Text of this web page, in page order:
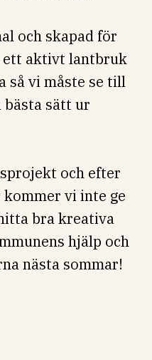
och skapad för
ett aktivt lantbruk
så vi måste se till
sätt ur
och efter
vi inte ge
bra kreativa
hjälp och
nästa sommar!